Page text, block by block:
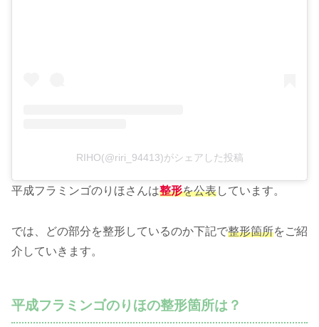
RIHO(@riri_94413)がシェアした投稿
平成フラミンゴのりほさんは整形を公表しています。
では、どの部分を整形しているのか下記で整形箇所をご紹
介していきます。
平成フラミンゴのりほの整形箇所は？